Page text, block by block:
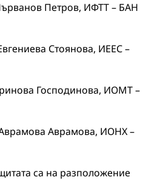
Петров, ИФТТ – БАН
Стоянова, ИЕЕС –
Господинова, ИОМТ –
Аврамова, ИОНХ –
са на разположение